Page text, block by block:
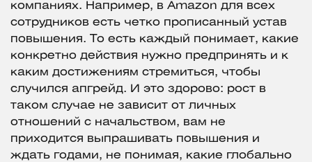
компаниях. Например, в Amazon для всех
сотрудников есть четко прописанный устав
повышения. То есть каждый понимает, какие
конкретно действия нужно предпринять и к
каким достижениям стремиться, чтобы
случился апгрейд. И это здорово: рост в
таком случае не зависит от личных
отношений с начальством, вам не
приходится выпрашивать повышения и
ждать годами, не понимая, какие глобально